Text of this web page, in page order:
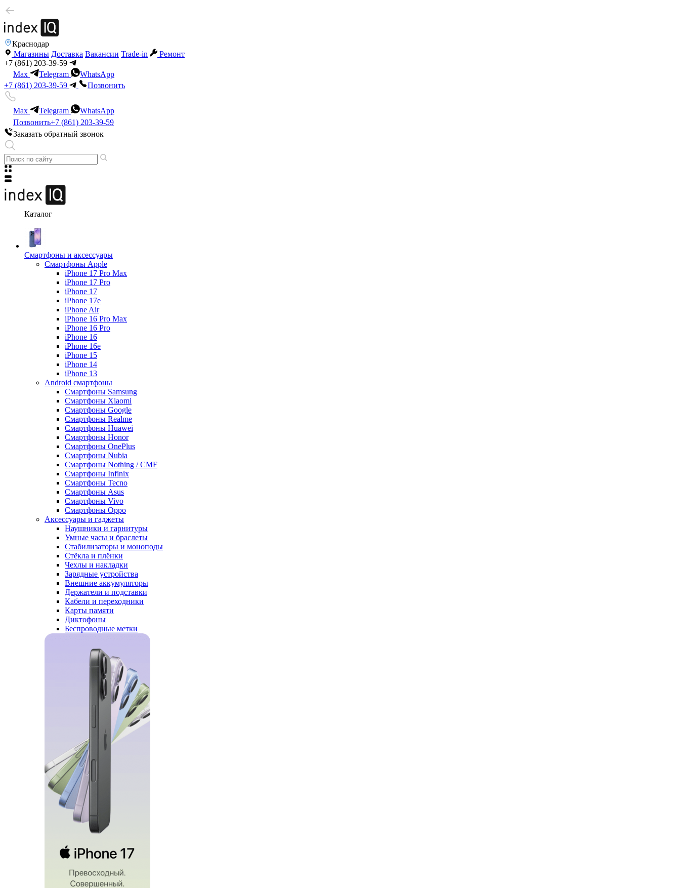
Краснодар
Магазины Доставка Вакансии Trade-in
Ремонт
+7 (861) 203-39-59
Max
Telegram
WhatsApp
+7 (861) 203-39-59
Позвонить
Max Telegram
WhatsApp
Позвонить+7 (861) 203-39-59
Заказать обратный звонок
Каталог
Смартфоны и аксессуары
Смартфоны Apple
iPhone 17 Pro Max
iPhone 17 Pro
iPhone 17
iPhone 17e
iPhone Air
iPhone 16 Pro Max
iPhone 16 Pro
iPhone 16
iPhone 16e
iPhone 15
iPhone 14
iPhone 13
Android cмартфоны
Смартфоны Samsung
Смартфоны Xiaomi
Смартфоны Google
Смартфоны Realme
Смартфоны Huawei
Смартфоны Honor
Смартфоны OnePlus
Смартфоны Nubia
Смартфоны Nothing / CMF
Смартфоны Infinix
Смартфоны Tecno
Смартфоны Asus
Смартфоны Vivo
Смартфоны Oppo
Аксессуары и гаджеты
Наушники и гарнитуры
Умные часы и браслеты
Стабилизаторы и моноподы
Стёкла и плёнки
Чехлы и накладки
Зарядные устройства
Внешние аккумуляторы
Держатели и подставки
Кабели и переходники
Карты памяти
Диктофоны
Беспроводные метки